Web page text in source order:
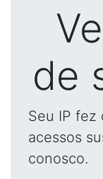
de
Seu IP fez
acessos
conosco.